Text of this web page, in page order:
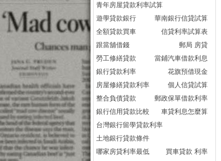
青年房屋貸款利率試算
遊學貸款銀行
華南銀行信貸試算
全額貸款買車
信貸利率試算表
跟當舖借錢
郵局 房貸
勞工修繕貸款
當鋪汽車借款利息
銀行貸款利率
花旗預借現金
房屋修繕貸款利率
個人信貸試算
整合負債貸款
郵政保單借款利率
銀行信用貸款比較
車貸利息怎麼算
台灣銀行留學貸款利率
土地銀行貸款條件
哪家房貸利率最低
買車貸款 利率